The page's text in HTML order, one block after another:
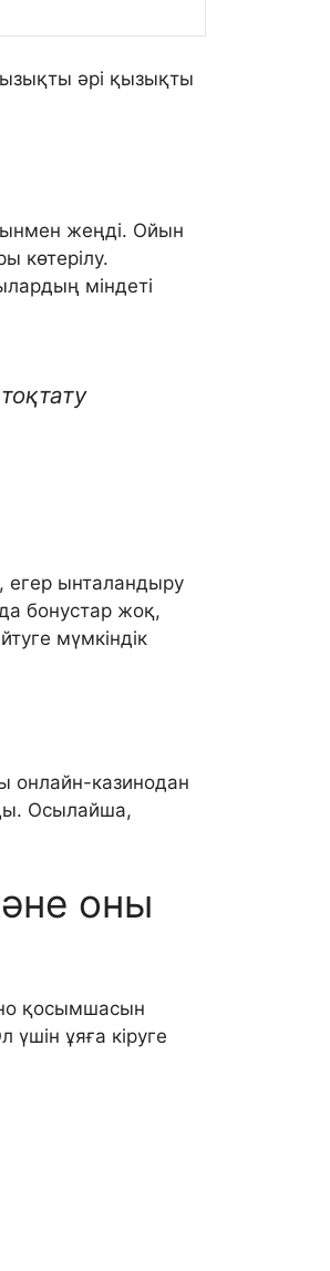
әрі қызықты
жеңді. Ойын
көтерілу.
міндеті
егер ынталандыру
бонустар жоқ,
мүмкіндік
казинодан
Осылайша,
оны
қосымшасын
ұяға кіруге